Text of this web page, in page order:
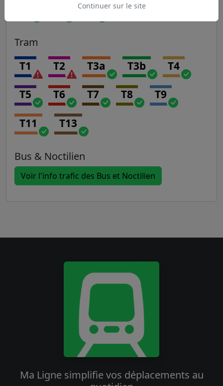
U
Tram
T1 T2 T3a T3b T4
T5 T6 T7 T8 T9
T11 T13
Bus & Noctilien
Voir l'info trafic des Bus et Noctilien
Ma Ligne simplifie vos déplacements au
Continuer sur le site